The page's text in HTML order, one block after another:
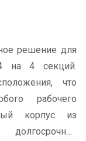
решение для
на 4 секций.
что
рабочего
корпус из